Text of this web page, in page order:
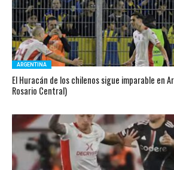
ARGENTINA
El Huracán de los chilenos sigue imparable en
Rosario Central)